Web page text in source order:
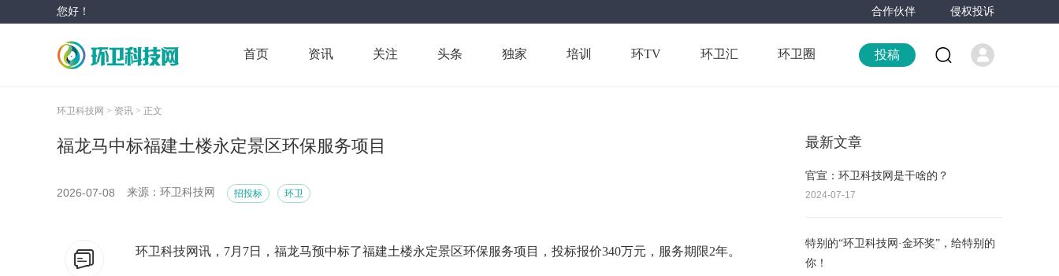
您好！ 合作伙伴 侵权投诉
投稿
首页 资讯 关注 头条 独家 培训 环TV 环卫汇 环卫圈
环卫科技网 > 资讯 > 正文
福龙马中标福建土楼永定景区环保服务项目
2026-07-08 来源：环卫科技网 招投标 环卫
环卫科技网讯，7月7日，福龙马预中标了福建土楼永定景区环保服务项目，投标报价340万元，服务期限2年。
最新文章
官宣：环卫科技网是干啥的？
2024-07-17
特别的“环卫科技网·金环奖”，给特别的
你！